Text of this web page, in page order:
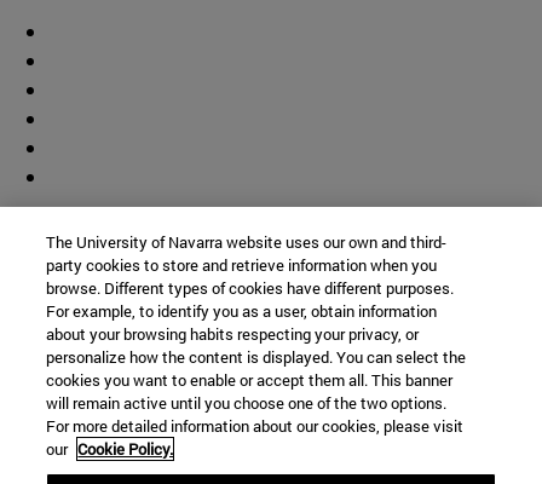
© Universidad de Navarra
Información legal
Accesibilidad
The University of Navarra website uses our own and third-
party cookies to store and retrieve information when you
browse. Different types of cookies have different purposes.
For example, to identify you as a user, obtain information
about your browsing habits respecting your privacy, or
personalize how the content is displayed. You can select the
cookies you want to enable or accept them all. This banner
will remain active until you choose one of the two options.
For more detailed information about our cookies, please visit
our Cookie Policy.